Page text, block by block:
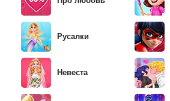
Русалки
Невеста